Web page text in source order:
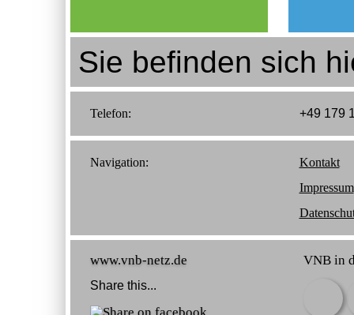
Sie befinden sich
Telefon: +49 179
Navigation:
Kontakt
Impressum
www.vnb-netz.de
Share this...
VNB in